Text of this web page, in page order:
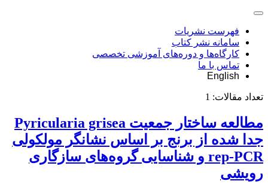
فهرست نشریات
سامانه نشر کتاب
کارگاه‌ها و دوره‌های آموزشی تخصصی
تماس با ما
English
تعداد مقالات: 1
مطالعه ساختار جمعیت Pyricularia grisea
جدا شده از برنج بر اساس نشانگر مولکولی
rep-PCR و شناسایی گروه‌های سازگاری
رویشی